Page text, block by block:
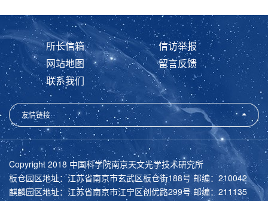
所长信箱
信访举报
网站地图
留言反馈
联系我们
友情链接
Copyright 2018 中国科学院南京天文光学技术研究所
板仓园区地址：江苏省南京市玄武区板仓街188号 邮编：210042
麒麟园区地址：江苏省南京市江宁区创优路299号 邮编：211135